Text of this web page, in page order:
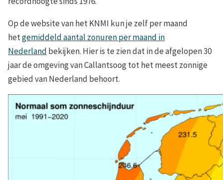
Op de website van het KNMI kun je zelf per maand
hetgemiddeld aantal zonuren per maand in
Nederland bekijken. Hier is te zien dat in de afgelopen 30
jaar de omgeving van Callantsoog tot het meest zonnige
gebied van Nederland behoort.